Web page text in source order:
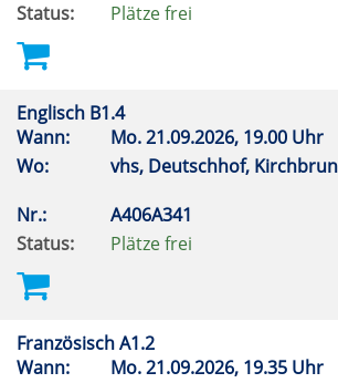
Status:
Plätze frei
Englisch B1.4
Wann:
Mo.21.09.2026, 19.00 Uhr
Wo:
vhs, Deutschhof,
Nr.:
A406A341
Status:
Plätze frei
Französisch A1.2
Wann:
Mo.21.09.2026, 19.35 Uhr